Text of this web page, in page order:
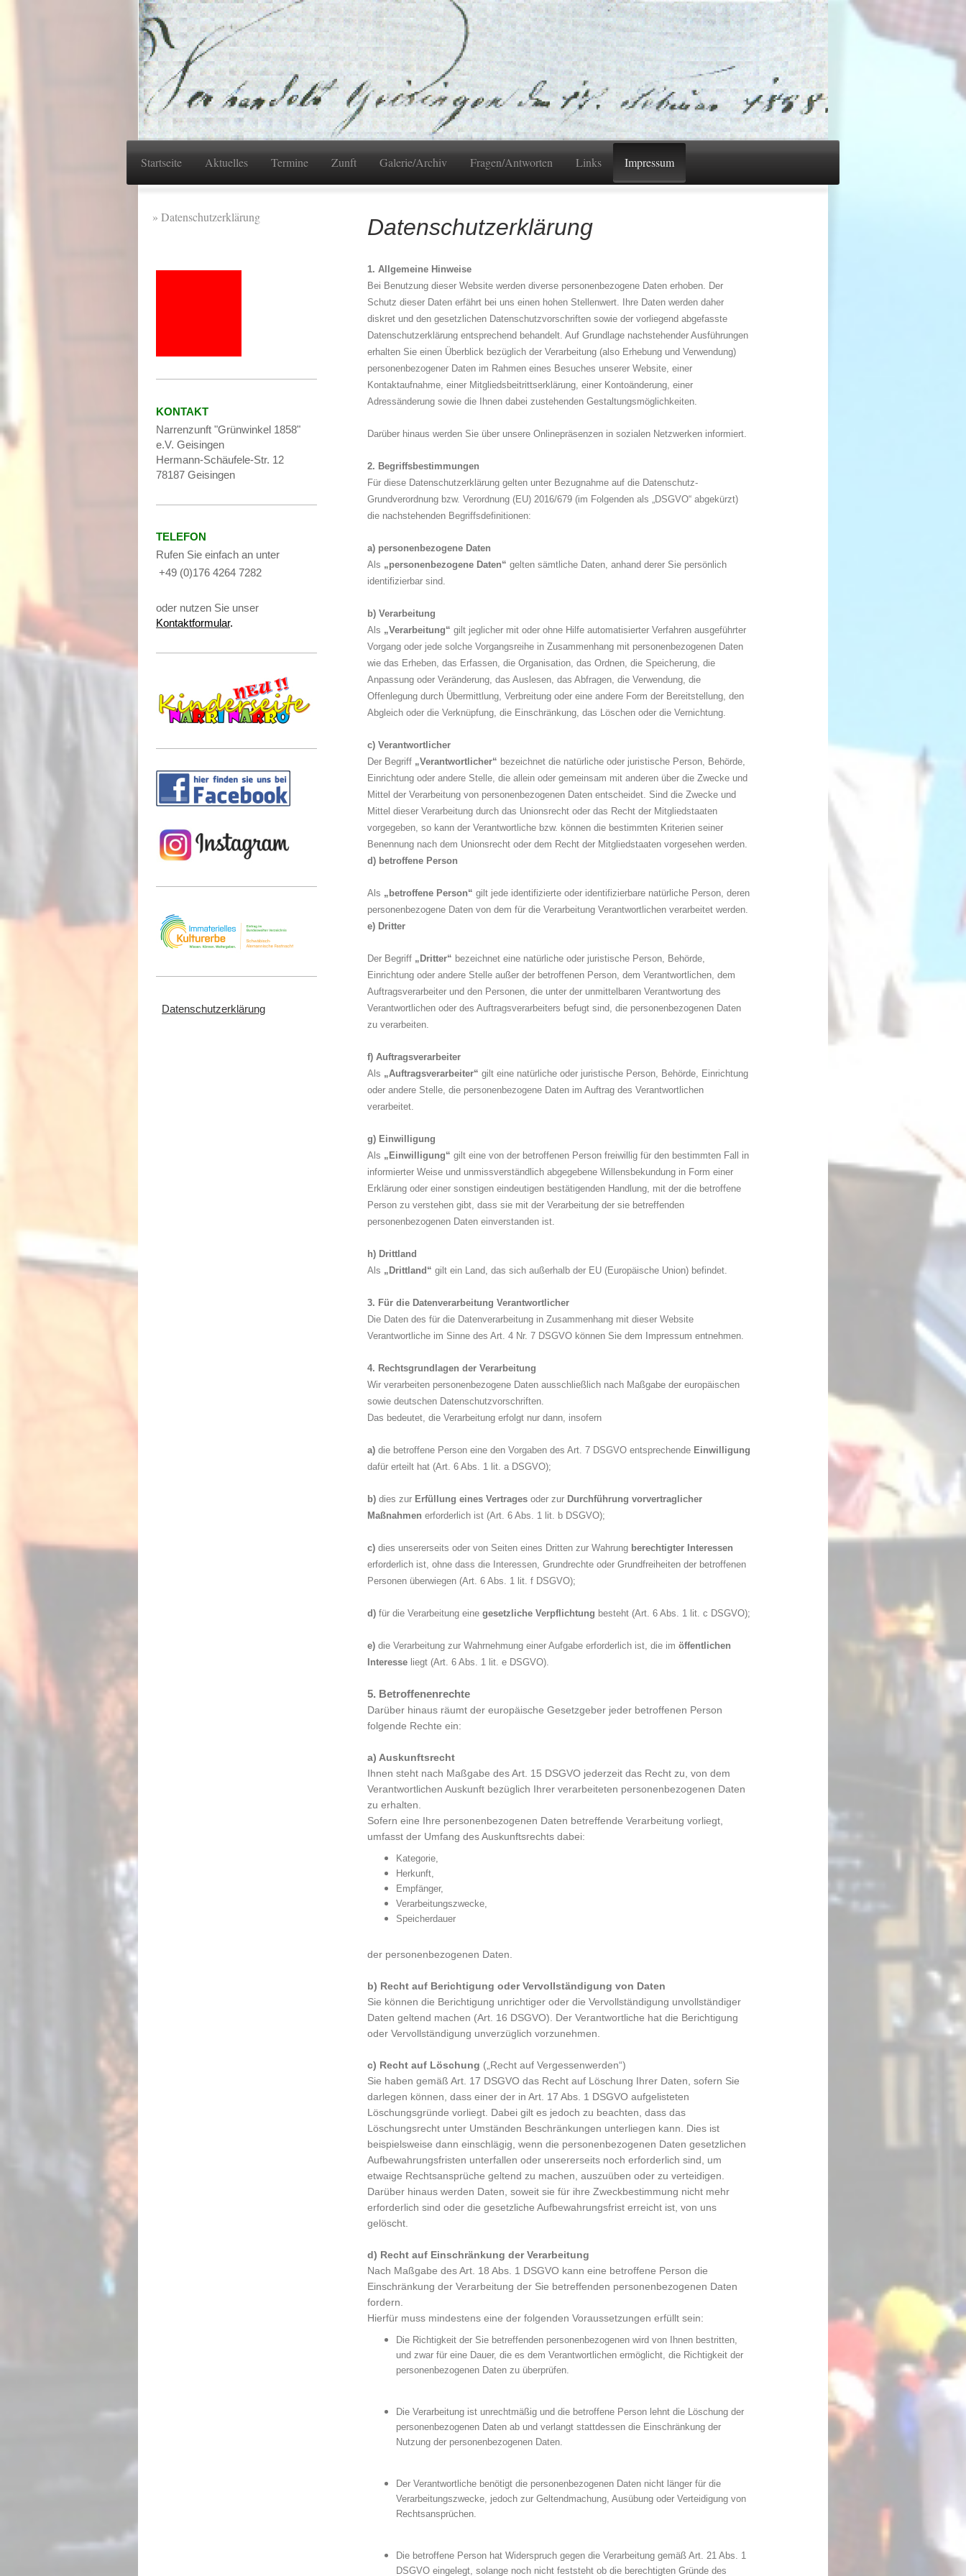
Startseite Aktuelles Termine Zunft Galerie/Archiv Fragen/Antworten Links Impressum
Datenschutzerklärung
1. Allgemeine Hinweise
Bei Benutzung dieser Website werden diverse personenbezogene Daten erhoben. Der
Schutz dieser Daten erfährt bei uns einen hohen Stellenwert. Ihre Daten werden daher
diskret und den gesetzlichen Datenschutzvorschriften sowie der vorliegend abgefasste
Datenschutzerklärung entsprechend behandelt. Auf Grundlage nachstehender Ausführungen
erhalten Sie einen Überblick bezüglich der Verarbeitung (also Erhebung und Verwendung)
personenbezogener Daten im Rahmen eines Besuches unserer Website, einer
Kontaktaufnahme, einer Mitgliedsbeitrittserklärung, einer Kontoänderung, einer
Adressänderung sowie die Ihnen dabei zustehenden Gestaltungsmöglichkeiten.
Darüber hinaus werden Sie über unsere Onlinepräsenzen in sozialen Netzwerken informiert.
2. Begriffsbestimmungen
Für diese Datenschutzerklärung gelten unter Bezugnahme auf die Datenschutz-
Grundverordnung bzw. Verordnung (EU) 2016/679 (im Folgenden als „DSGVO“ abgekürzt)
die nachstehenden Begriffsdefinitionen:
a) personenbezogene Daten
Als „personenbezogene Daten“ gelten sämtliche Daten, anhand derer Sie persönlich
identifizierbar sind.
b) Verarbeitung
Als „Verarbeitung“ gilt jeglicher mit oder ohne Hilfe automatisierter Verfahren ausgeführter
Vorgang oder jede solche Vorgangsreihe in Zusammenhang mit personenbezogenen Daten
wie das Erheben, das Erfassen, die Organisation, das Ordnen, die Speicherung, die
Anpassung oder Veränderung, das Auslesen, das Abfragen, die Verwendung, die
Offenlegung durch Übermittlung, Verbreitung oder eine andere Form der Bereitstellung, den
Abgleich oder die Verknüpfung, die Einschränkung, das Löschen oder die Vernichtung.
c) Verantwortlicher
Der Begriff „Verantwortlicher“ bezeichnet die natürliche oder juristische Person, Behörde,
Einrichtung oder andere Stelle, die allein oder gemeinsam mit anderen über die Zwecke und
Mittel der Verarbeitung von personenbezogenen Daten entscheidet. Sind die Zwecke und
Mittel dieser Verarbeitung durch das Unionsrecht oder das Recht der Mitgliedstaaten
vorgegeben, so kann der Verantwortliche bzw. können die bestimmten Kriterien seiner
Benennung nach dem Unionsrecht oder dem Recht der Mitgliedstaaten vorgesehen werden.
d) betroffene Person
Als „betroffene Person“ gilt jede identifizierte oder identifizierbare natürliche Person, deren
personenbezogene Daten von dem für die Verarbeitung Verantwortlichen verarbeitet werden.
e) Dritter
Der Begriff „Dritter“ bezeichnet eine natürliche oder juristische Person, Behörde,
Einrichtung oder andere Stelle außer der betroffenen Person, dem Verantwortlichen, dem
Auftragsverarbeiter und den Personen, die unter der unmittelbaren Verantwortung des
Verantwortlichen oder des Auftragsverarbeiters befugt sind, die personenbezogenen Daten
zu verarbeiten.
f) Auftragsverarbeiter
Als „Auftragsverarbeiter“ gilt eine natürliche oder juristische Person, Behörde, Einrichtung
oder andere Stelle, die personenbezogene Daten im Auftrag des Verantwortlichen
verarbeitet.
g) Einwilligung
Als „Einwilligung“ gilt eine von der betroffenen Person freiwillig für den bestimmten Fall in
informierter Weise und unmissverständlich abgegebene Willensbekundung in Form einer
Erklärung oder einer sonstigen eindeutigen bestätigenden Handlung, mit der die betroffene
Person zu verstehen gibt, dass sie mit der Verarbeitung der sie betreffenden
personenbezogenen Daten einverstanden ist.
h) Drittland
Als „Drittland“ gilt ein Land, das sich außerhalb der EU (Europäische Union) befindet.
3. Für die Datenverarbeitung Verantwortlicher
Die Daten des für die Datenverarbeitung in Zusammenhang mit dieser Website
Verantwortliche im Sinne des Art. 4 Nr. 7 DSGVO können Sie dem Impressum entnehmen.
4. Rechtsgrundlagen der Verarbeitung
Wir verarbeiten personenbezogene Daten ausschließlich nach Maßgabe der europäischen
sowie deutschen Datenschutzvorschriften.
Das bedeutet, die Verarbeitung erfolgt nur dann, insofern
a) die betroffene Person eine den Vorgaben des Art. 7 DSGVO entsprechende Einwilligung
dafür erteilt hat (Art. 6 Abs. 1 lit. a DSGVO);
b) dies zur Erfüllung eines Vertragesoder zur Durchführung vorvertraglicher
Maßnahmen erforderlich ist (Art. 6 Abs. 1 lit. b DSGVO);
c) dies unsererseits oder von Seiten eines Dritten zur Wahrung berechtigter Interessen
erforderlich ist, ohne dass die Interessen, Grundrechte oder Grundfreiheiten der betroffenen
Personen überwiegen (Art. 6 Abs. 1 lit. f DSGVO);
d) für die Verarbeitung eine gesetzliche Verpflichtung besteht (Art. 6 Abs. 1 lit. c DSGVO);
e) die Verarbeitung zur Wahrnehmung einer Aufgabe erforderlich ist, die im öffentlichen
Interesseliegt (Art. 6 Abs. 1 lit. e DSGVO).
5. Betroffenenrechte
Darüber hinaus räumt der europäische Gesetzgeber jeder betroffenen Person
folgende Rechte ein:
a) Auskunftsrecht
Ihnen steht nach Maßgabe des Art. 15 DSGVO jederzeit das Recht zu, von dem
Verantwortlichen Auskunft bezüglich Ihrer verarbeiteten personenbezogenen Daten
zu erhalten.
Sofern eine Ihre personenbezogenen Daten betreffende Verarbeitung vorliegt,
umfasst der Umfang des Auskunftsrechts dabei:
Kategorie,
Herkunft,
Empfänger,
Verarbeitungszwecke,
Speicherdauer
der personenbezogenen Daten.
b) Recht auf Berichtigung oder Vervollständigung von Daten
Sie können die Berichtigung unrichtiger oder die Vervollständigung unvollständiger
Daten geltend machen (Art. 16 DSGVO). Der Verantwortliche hat die Berichtigung
oder Vervollständigung unverzüglich vorzunehmen.
c) Recht auf Löschung („Recht auf Vergessenwerden“)
Sie haben gemäß Art. 17 DSGVO das Recht auf Löschung Ihrer Daten, sofern Sie
darlegen können, dass einer der in Art. 17 Abs. 1 DSGVO aufgelisteten
Löschungsgründe vorliegt. Dabei gilt es jedoch zu beachten, dass das
Löschungsrecht unter Umständen Beschränkungen unterliegen kann. Dies ist
beispielsweise dann einschlägig, wenn die personenbezogenen Daten gesetzlichen
Aufbewahrungsfristen unterfallen oder unsererseits noch erforderlich sind, um
etwaige Rechtsansprüche geltend zu machen, auszuüben oder zu verteidigen.
Darüber hinaus werden Daten, soweit sie für ihre Zweckbestimmung nicht mehr
erforderlich sind oder die gesetzliche Aufbewahrungsfrist erreicht ist, von uns
gelöscht.
d) Recht auf Einschränkung der Verarbeitung
Nach Maßgabe des Art. 18 Abs. 1 DSGVO kann eine betroffene Person die
Einschränkung der Verarbeitung der Sie betreffenden personenbezogenen Daten
fordern.
Hierfür muss mindestens eine der folgenden Voraussetzungen erfüllt sein:
Die Richtigkeit der Sie betreffenden personenbezogenen wird von Ihnen bestritten,
und zwar für eine Dauer, die es dem Verantwortlichen ermöglicht, die Richtigkeit der
personenbezogenen Daten zu überprüfen.
Die Verarbeitung ist unrechtmäßig und die betroffene Person lehnt die Löschung der
personenbezogenen Daten ab und verlangt stattdessen die Einschränkung der
Nutzung der personenbezogenen Daten.
Der Verantwortliche benötigt die personenbezogenen Daten nicht länger für die
Verarbeitungszwecke, jedoch zur Geltendmachung, Ausübung oder Verteidigung von
Rechtsansprüchen.
Die betroffene Person hat Widerspruch gegen die Verarbeitung gemäß Art. 21 Abs. 1
DSGVO eingelegt, solange noch nicht feststeht ob die berechtigten Gründe des
Datenschutzerklärung
KONTAKT
Narrenzunft "Grünwinkel 1858"
e.V. Geisingen
Hermann-Schäufele-Str. 12
78187 Geisingen
TELEFON
Rufen Sie einfach an unter
+49 (0)176 4264 7282
oder nutzen Sie unser
Kontaktformular.
Datenschutzerklärung